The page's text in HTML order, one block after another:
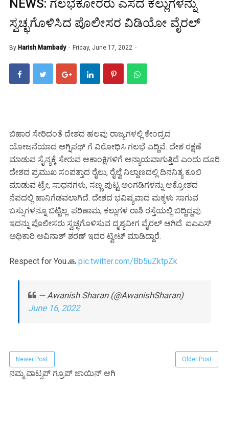
NEWS: ಗಲಭೆಕೋರರು ಎಸೆದ ಕಲ್ಲುಗಳನ್ನು
ಸ್ವಚ್ಛಗೊಳಿಸಿದ ಪೊಲೀಸರ ವಿಡಿಯೋ ವೈರಲ್
By Harish Mambady Friday, June 17, 2022
ಬಿಹಾರ ಸೇರಿದಂತೆ ದೇಶದ ಹಲವು ರಾಜ್ಯಗಳಲ್ಲಿ ಕೇಂದ್ರದ
ಯೋಜನೆಯಾದ ಅಗ್ನಿಪಥ್ ಗೆ ವಿರೋಧಿಸಿ ಗಲಭೆ ಎದ್ದಿವೆ. ದೇಶ ರಕ್ಷಣೆ
ಮಾಡುವ ಸೈನ್ಯಕ್ಕೆ ಸೇರುವ ಆಕಾಂಕ್ಷಿಗಳಿಗೆ ಅನ್ಯಾಯವಾಗುತ್ತಿದೆ ಎಂದು ದೂರಿ
ದೇಶದ ಪ್ರಮುಖ ಸಂಪತ್ತಾದ ರೈಲು, ರೈಲ್ವೆ ನಿಲ್ದಾಣದಲ್ಲಿ ದಿನನಿತ್ಯ ಕೂಲಿ
ಮಾಡುವ ಟ್ರೇ, ಸಾಧನಗಳು, ಸಣ್ಣ ಪುಟ್ಟ ಅಂಗಡಿಗಳನ್ನು ಆಕ್ರೋಶದ
ನೆಪದಲ್ಲಿ ಹಾನಿಗೆಡವಲಾಗಿದೆ. ದೇಶದ ಭವಿಷ್ಯವಾದ ಮಕ್ಕಳು ಸಾಗುವ
ಬಸ್ಸುಗಳನ್ನೂ ಬಿಟ್ಟಿಲ್ಲ. ಪರಿಣಾಮ, ಕಲ್ಲುಗಳ ರಾಶಿ ರಸ್ತೆಯಲ್ಲಿ ಬಿದ್ದಿದ್ದವು.
ಇದನ್ನು ಪೊಲೀಸರು ಸ್ವಚ್ಛಗೊಳಿಸುವ ದೃಶ್ಯವೀಗ ವೈರಲ್ ಆಗಿದೆ. ಐಎಎಸ್
ಅಧಿಕಾರಿ ಅವಿನಾಶ್ ಶರಣ್ ಇದರ ಟ್ವೀಟ್ ಮಾಡಿದ್ದಾರೆ.
Respect for You.🙏 pic.twitter.com/Bb5uZktpZk
— Awanish Sharan (@AwanishSharan)
June 16, 2022
Newer Post Older Post
ನಮ್ಮ ವಾಟ್ಸಪ್ ಗ್ರೂಪ್ ಜಾಯಿನ್ ಆಗಿ